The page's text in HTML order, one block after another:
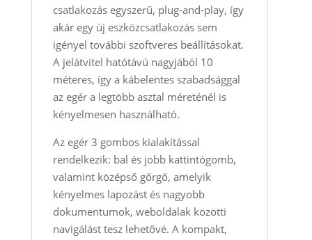
csatlakozás egyszerű, plug‑and‑play, így
akár egy új eszközcsatlakozás sem
igényel további szoftveres beállításokat.
A jelátvitel hatótávú nagyjából 10
méteres, így a kábelentes szabadsággal
az egér a legtöbb asztal méreténél is
kényelmesen használható.
Az egér 3 gombos kialakítással
rendelkezik: bal és jobb kattintógomb,
valamint középső gőrgő, amelyik
kényelmes lapozást és nagyobb
dokumentumok, weboldalak közötti
navigálást tesz lehetővé. A kompakt,